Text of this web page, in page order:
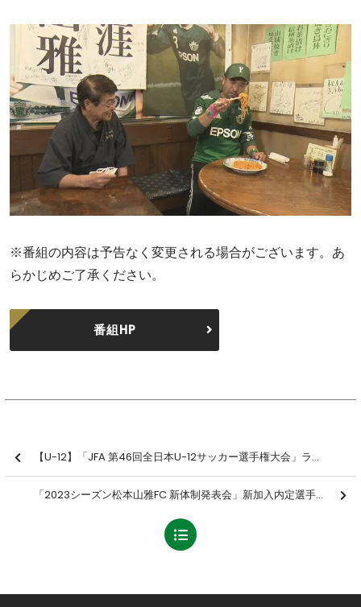
※番組の内容は予告なく変更される場合がございます。あ
らかじめご了承ください。
番組HP
【U-12】「JFA 第46回全日本U-12サッカー選手権大会」ラウンド16 結果のお知らせ【12/27写真追加】
「2023シーズン松本山雅FC 新体制発表会」新加入内定選手サイン会実施・選手への質問募集のお知らせ